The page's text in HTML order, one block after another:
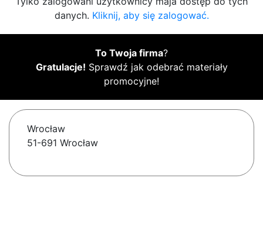
danych. Kliknij, aby się zalogować.
To Twoja firma?
Gratulacje! Sprawdź jak odebrać materiały
promocyjne!
Wrocław
51-691 Wrocław